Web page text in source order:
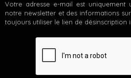
Votre adresse e-mail est uniquement
notre newsletter et des informations
toujours utiliser le lien de désinscription